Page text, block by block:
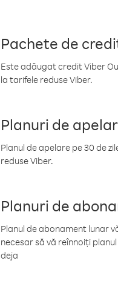
Pachete de
Este adăugat credit Viber
la tarifele reduse Viber.
Planuri de
Planul de apelare pe 30 de
reduse Viber.
Planuri de
Planul de abonament lunar
necesar să vă reînnoiți
deja